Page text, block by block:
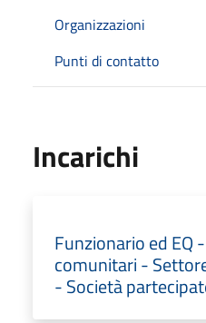
Organizzazioni
Punti di contatto
Incarichi
Funzionario ed EQ
comunitari -
- Società